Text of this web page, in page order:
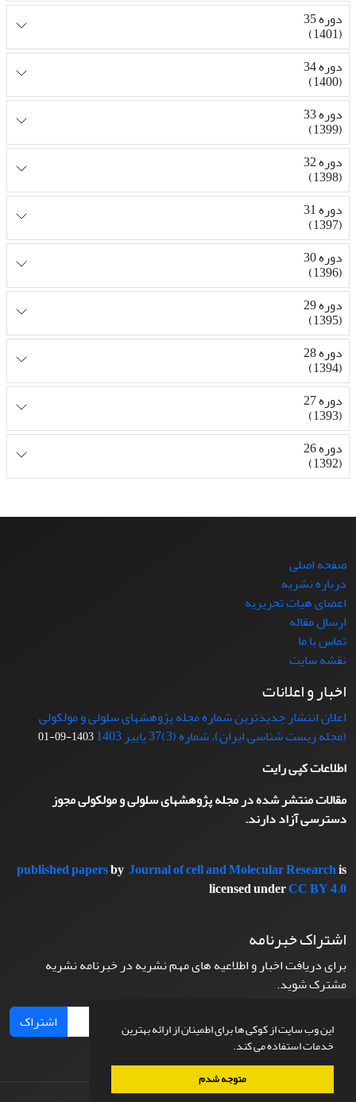
این وب سایت از کوکی ها برای اطمینان از ارائه بهترین
خدمات استفاده می کند.
متوجه شدم
دوره 35
(1401)
دوره 34
(1400)
دوره 33
(1399)
دوره 32
(1398)
دوره 31
(1397)
دوره 30
(1396)
دوره 29
(1395)
دوره 28
(1394)
دوره 27
(1393)
دوره 26
(1392)
صفحه اصلی
درباره نشریه
اعضای هیات تحریریه
ارسال مقاله
تماس با ما
نقشه سایت
اخبار و اعلانات
اعلان انتشار جدیدترین شماره مجله پژوهشهای سلولی و مولکولی
(مجله زیست شناسی ایران)، شماره (3)37 پاییز 1403
1403-09-01
اطلاعات کپی رایت
مقالات منتشر شده در مجله پژوهشهای سلولی و مولکولی مجوز
دسترسی آزاد دارند.
published papersby Journal of cell and Molecular Researchis
licensed underCC BY 4.0
اشتراک خبرنامه
برای دریافت اخبار و اطلاعیه های مهم نشریه در خبرنامه نشریه
مشترک شوید.
اشتراک